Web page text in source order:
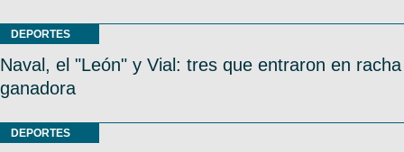
DEPORTES
Naval, el "León" y Vial: tres que entraron en racha
ganadora
DEPORTES